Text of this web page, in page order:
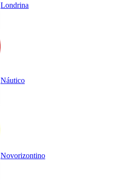
Londrina
Náutico
Novorizontino